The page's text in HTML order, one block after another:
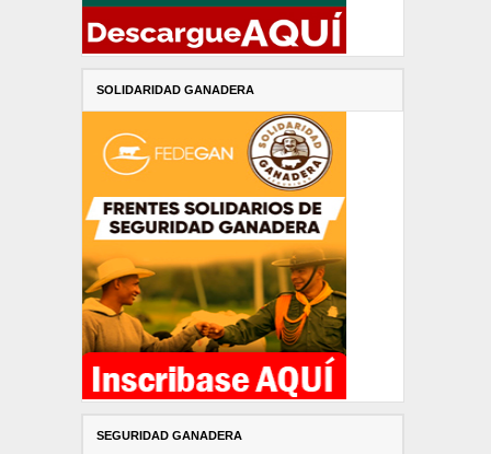
SOLIDARIDAD GANADERA
SEGURIDAD GANADERA